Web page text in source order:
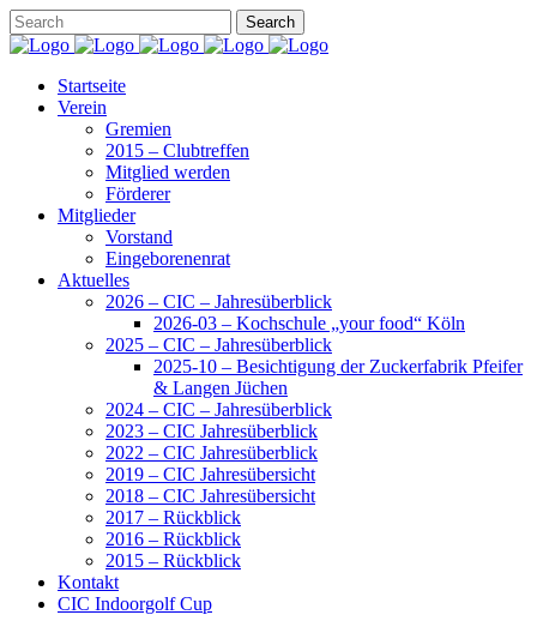
Startseite
Verein
Gremien
2015 – Clubtreffen
Mitglied werden
Förderer
Mitglieder
Vorstand
Eingeborenenrat
Aktuelles
2026 – CIC – Jahresüberblick
2026-03 – Kochschule „your food“ Köln
2025 – CIC – Jahresüberblick
2025-10 – Besichtigung der Zuckerfabrik Pfeifer
& Langen Jüchen
2024 – CIC – Jahresüberblick
2023 – CIC Jahresüberblick
2022 – CIC Jahresüberblick
2019 – CIC Jahresübersicht
2018 – CIC Jahresübersicht
2017 – Rückblick
2016 – Rückblick
2015 – Rückblick
Kontakt
CIC Indoorgolf Cup